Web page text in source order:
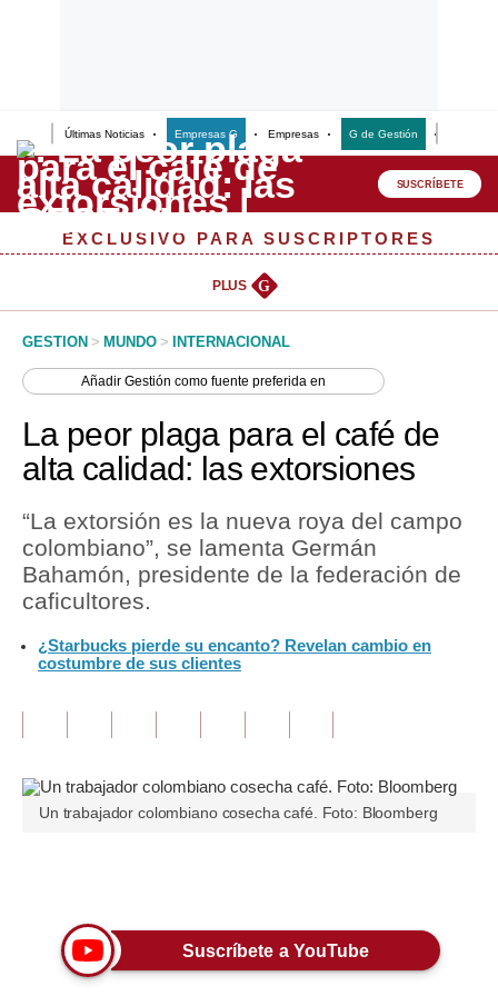
Últimas Noticias Empresas G Empresas G de Gestión
Lo último
Peru Quiosco
Management & Empleo
Perú
Tu Dinero
Finanzas Personales
Plus G
Opinión
Pregunta de hoy
Lujo
Viajes
SUSCRÍBETE
EXCLUSIVO PARA SUSCRIPTORES
PLUS G
GESTION > MUNDO > INTERNACIONAL
AñadirGestión como fuente preferida en
La peor plaga para el café de
alta calidad: las extorsiones
“La extorsión es la nueva roya del campo
colombiano”, se lamenta Germán
Bahamón, presidente de la federación de
caficultores.
¿Starbucks pierde su encanto? Revelan cambio en
costumbre de sus clientes
Un trabajador colombiano cosecha café. Foto: Bloomberg
Suscríbete a YouTube